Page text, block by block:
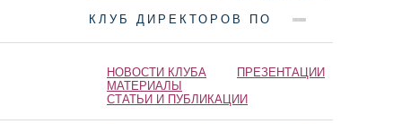
КЛУБ ДИРЕКТОРОВ ПО
НАУКЕ И ИННОВАЦИЯМ
НОВОСТИ КЛУБА
ПРЕЗЕНТАЦИИ
МАТЕРИАЛЫ
СТАТЬИ И ПУБЛИКАЦИИ